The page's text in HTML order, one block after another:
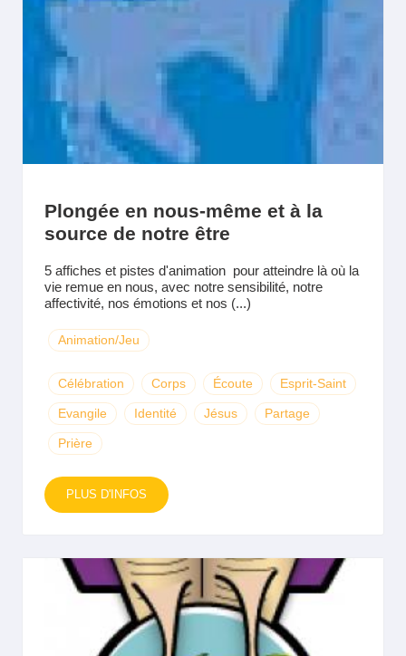
Plongée en nous-même et à la
source de notre être
5 affiches et pistes d'animation pour atteindre là où la
vie remue en nous, avec notre sensibilité, notre
affectivité, nos émotions et nos (...)
Animation/Jeu
Célébration Corps Écoute Esprit-Saint
Evangile Identité Jésus Partage
Prière
PLUS D'INFOS